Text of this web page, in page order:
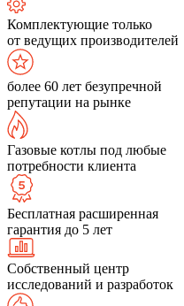
Комплектующие только
от ведущих производителей
более 60 лет безупречной
репутации на рынке
Газовые котлы под любые
потребности клиента
Бесплатная расширенная
гарантия до 5 лет
Собственный центр
исследований и разработок